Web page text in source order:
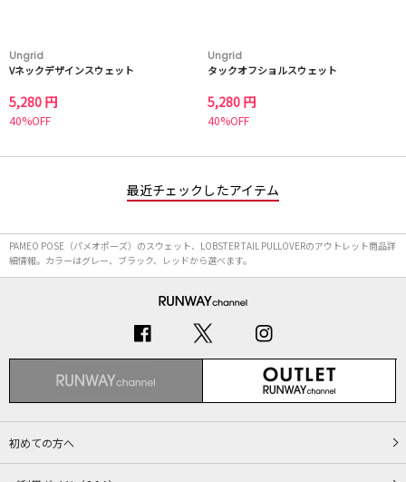
Ungrid
Vネックデザインスウェット
5,280 円
40%OFF
Ungrid
タックオフショルスウェット
5,280 円
40%OFF
最近チェックしたアイテム
PAMEO POSE（パメオポーズ）のスウェット、LOBSTER TAIL PULLOVERのアウトレット商品詳
細情報。カラーはグレー、ブラック、レッドから選べます。
初めての方へ